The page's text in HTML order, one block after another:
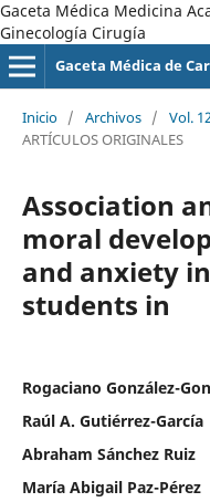
Gaceta Médica Medicina
Ginecología Cirugía
Gaceta Médica de
Inicio / Archivos / Vol.
ARTÍCULOS ORIGINALES
Association
moral
and anxiety
students in
Rogaciano González-
Raúl A. Gutiérrez-García
Abraham Sánchez Ruiz
María Abigail Paz-Pérez